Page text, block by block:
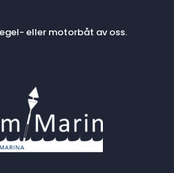
eller motorbåt av oss.